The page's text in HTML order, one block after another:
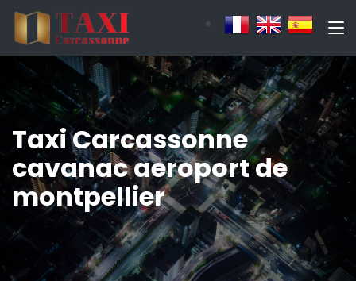
Taxi Carcassonne
cavanac aeroport de
montpellier